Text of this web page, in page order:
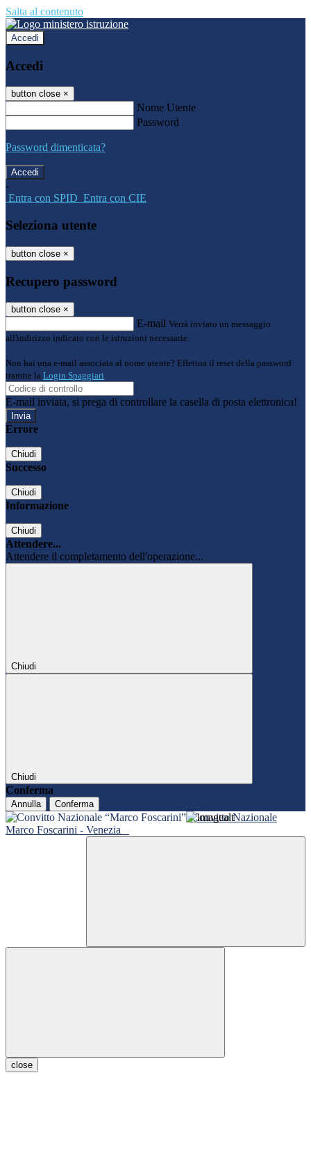
Salta al contenuto
Accedi
Accedi
button close ×
Nome Utente
Password
Password dimenticata?
-
Entra con SPID Entra con CIE
Seleziona utente
button close ×
Recupero password
button close ×
E-mail Verrà inviato un messaggio
all'indirizzo indicato con le istruzioni necessarie.
Non hai una e-mail associata al nome utente? Effettua il reset della password
tramite la Login Spaggiari
E-mail inviata, si prega di controllare la casella di posta elettronica!
Errore
Chiudi
Successo
Chiudi
Informazione
Chiudi
Attendere...
Attendere il completamento dell'operazione...
Chiudi
Chiudi
Conferma
Annulla Conferma
Convitto Nazionale
Marco Foscarini - Venezia
close